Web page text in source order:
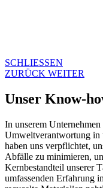
SCHLIESSEN
ZURÜCK WEITER
Unser Know-
In unserem
Umweltverantwortung in
haben uns verpflichtet,
Abfälle zu minimieren,
Kernbestandteil unserer
umfassenden Erfahrung